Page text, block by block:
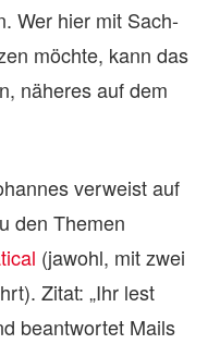
Wer hier mit Sach-
möchte, kann das
näheres auf dem
verweist auf
den Themen
(jawohl, mit zwei
Zitat: „Ihr lest
beantwortet Mails